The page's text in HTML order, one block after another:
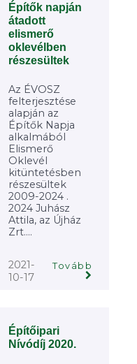
Építők napján
átadott
elismerő
oklevélben
részesültek
Az ÉVOSZ
felterjesztése
alapján az
Építők Napja
alkalmából
Elismerő
Oklevél
kitüntetésben
részesültek
2009-2024 .
2024 Juhász
Attila, az Újház
Zrt....
2021-
10-17
Tovább
Építőipari
Nívódíj 2020.